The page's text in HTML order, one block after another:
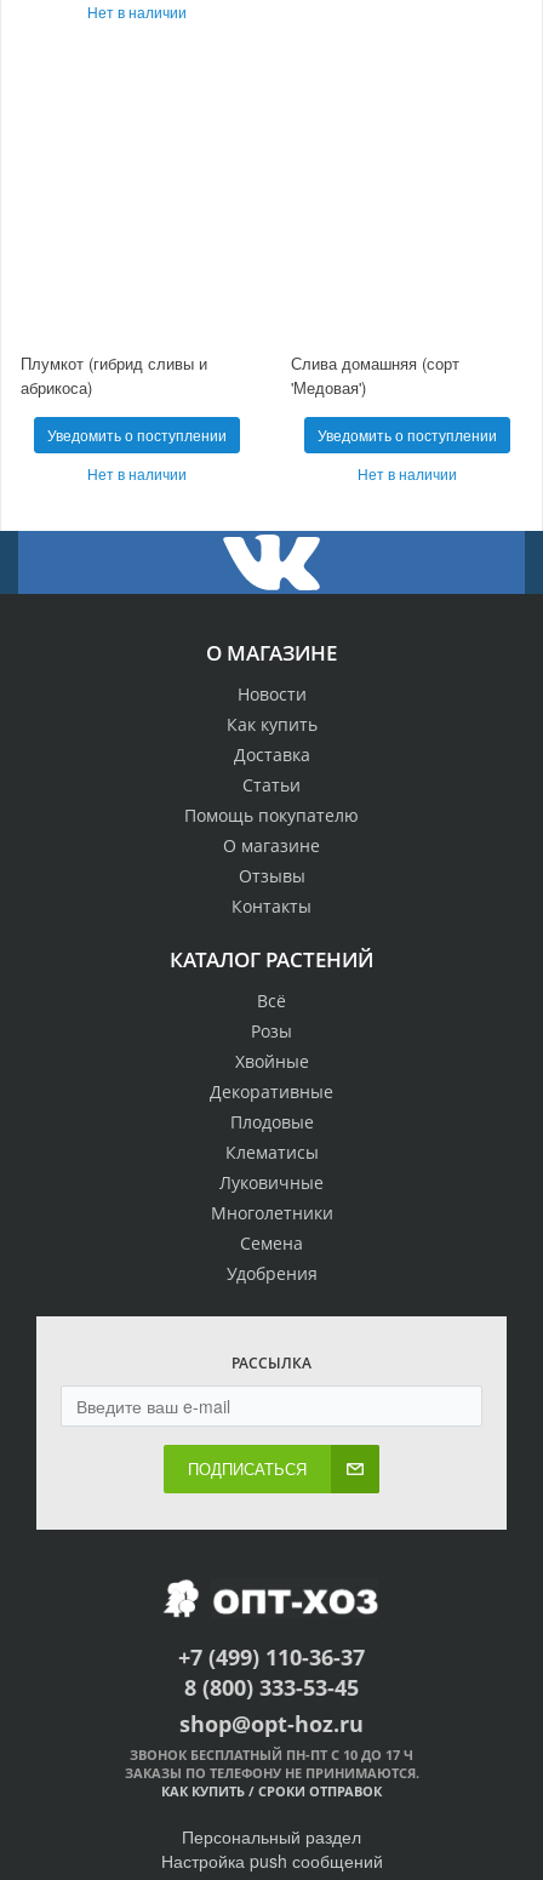
Нет в наличии
Плумкот (гибрид сливы и
абрикоса)
Уведомить о поступлении
Нет в наличии
Слива домашняя (сорт
'Медовая')
Уведомить о поступлении
Нет в наличии
О МАГАЗИНЕ
Новости
Как купить
Доставка
Статьи
Помощь покупателю
О магазине
Отзывы
Контакты
КАТАЛОГ РАСТЕНИЙ
Всё
Розы
Хвойные
Декоративные
Плодовые
Клематисы
Луковичные
Многолетники
Семена
Удобрения
РАССЫЛКА
ПОДПИСАТЬСЯ
+7 (499) 110-36-37
8 (800) 333-53-45
shop@opt-hoz.ru
ЗВОНОК БЕСПЛАТНЫЙ ПН-ПТ С 10 ДО 17 Ч
ЗАКАЗЫ ПО ТЕЛЕФОНУ НЕ ПРИНИМАЮТСЯ.
КАК КУПИТЬ / СРОКИ ОТПРАВОК
Персональный раздел
Настройка push сообщений